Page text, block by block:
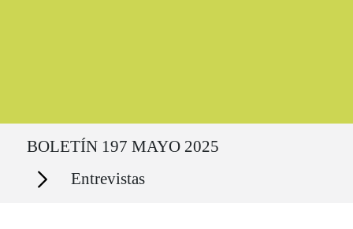
BOLETÍN 197 MAYO 2025
Secciones Entrevistas